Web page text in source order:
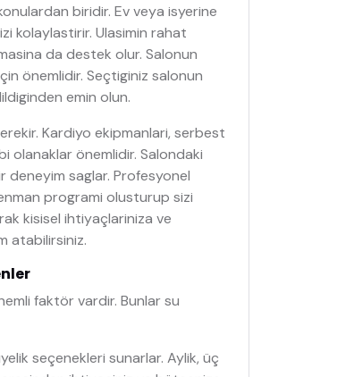
biridir. Ev veya isyerine
kolaylastirir. Ulasimin rahat
da destek olur. Salonun
önemlidir. Seçtiginiz salonun
emin olun.
Kardiyo ekipmanlari, serbest
olanaklar önemlidir. Salondaki
saglar. Profesyonel
programi olusturup sizi
kisisel ihtiyaçlariniza ve
atabilirsiniz.
faktör vardir. Bunlar su
seçenekleri sunarlar. Aylik, üç